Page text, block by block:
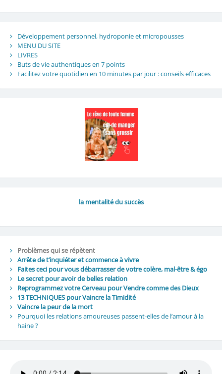
Développement personnel, hydroponie et micropousses
MENU DU SITE
LIVRES
Buts de vie authentiques en 7 points
Facilitez votre quotidien en 10 minutes par jour : conseils efficaces
la mentalité du succès
Problèmes qui se répètent
Arrête de t’inquiéter et commence à vivre
Faites ceci pour vous débarrasser de votre colère, mal-être & égo
Le secret pour avoir de belles relation
Reprogrammez votre Cerveau pour Vendre comme des Dieux
13 TECHNIQUES pour Vaincre la Timidité
Vaincre la peur de la mort
Pourquoi les relations amoureuses passent-elles de l’amour à la
haine ?